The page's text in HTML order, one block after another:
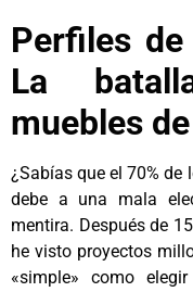
Perfiles
La
muebles
¿Sabías que el 70%
debe a una mala
mentira. Después de
he visto proyectos
«simple» como